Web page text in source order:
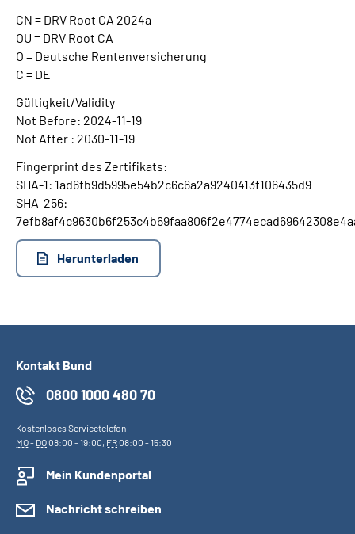
CN = DRV Root CA 2024a
OU = DRV Root CA
O = Deutsche Rentenversicherung
C = DE
Gültigkeit/Validity
Not Before: 2024-11-19
Not After : 2030-11-19
Fingerprint des Zertifikats:
SHA-1: 1ad6fb9d5995e54b2c6c6a2a9240413f106435d9
SHA-256:
Herunterladen
Kontakt Bund
0800 1000 480 70
Kostenloses Servicetelefon
MO- DO08:00 - 19:00, FR08:00 - 15:30
Mein Kundenportal
Nachricht schreiben